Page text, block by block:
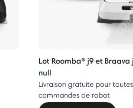
Lot Roomba® j9 et Braava
null
Livraison gratuite pour
commandes de robot